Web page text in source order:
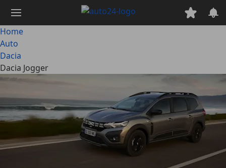
contenuto
principale
Home
Auto
Dacia
Dacia Jogger